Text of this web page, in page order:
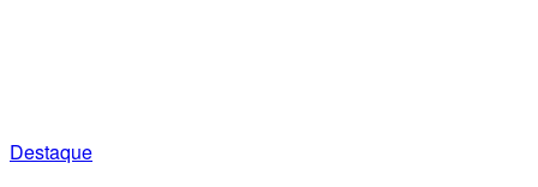
Destaque